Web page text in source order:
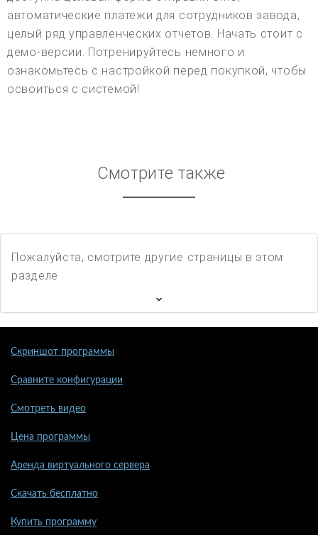
автоматические платежи для сотрудников завода,
целый ряд управленческих отчетов. Начать стоит с
демо-версии. Потренируйтесь немного и
ознакомьтесь с настройкой перед покупкой, чтобы
освоиться с системой!
Смотрите также
Пожалуйста, смотрите другие страницы в этом
разделе
Скриншот программы
Сравните конфигурации
Смотреть видео
Цена программы
Аренда виртуального сервера
Скачать бесплатно
Купить программу